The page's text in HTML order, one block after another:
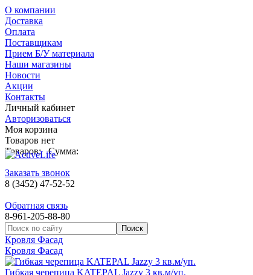
О компании
Доставка
Оплата
Поставщикам
Прием Б/У материала
Наши магазины
Новости
Акции
Контакты
Личный кабинет
Авторизоваться
Моя корзина
Товаров нет
Товаров: Сумма:
Заказать звонок
8 (3452) 47-52-52
Обратная связь
8-961-205-88-80
Кровля Фасад
Кровля Фасад
Гибкая черепица KATEPAL Jazzy 3 кв.м/уп.